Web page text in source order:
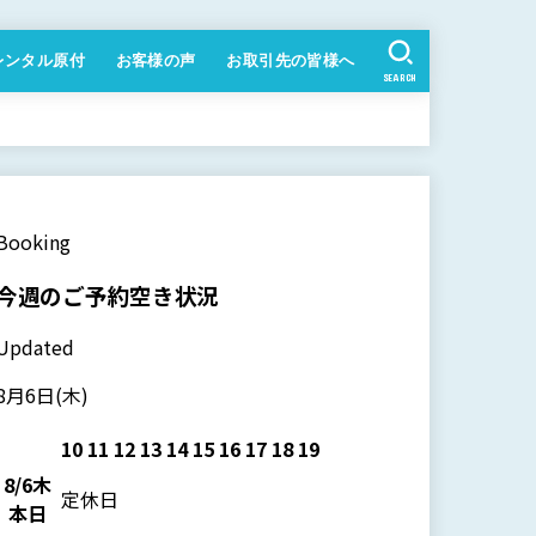
ンタル原付 お客様の声 お取引先の皆様へ
SEARCH